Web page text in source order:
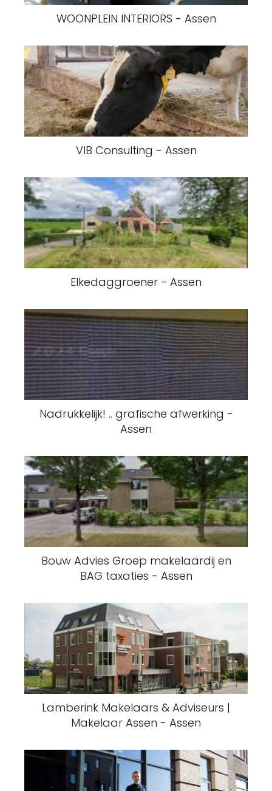
WOONPLEIN INTERIORS - Assen
VIB Consulting - Assen
Elkedaggroener - Assen
Nadrukkelijk! .. grafische afwerking -
Assen
Bouw Advies Groep makelaardij en
BAG taxaties - Assen
Lamberink Makelaars & Adviseurs |
Makelaar Assen - Assen